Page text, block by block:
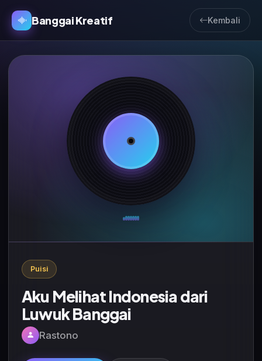
Banggai Kreatif Kembali
Puisi
Aku Melihat Indonesia dari
Luwuk Banggai
Rastono